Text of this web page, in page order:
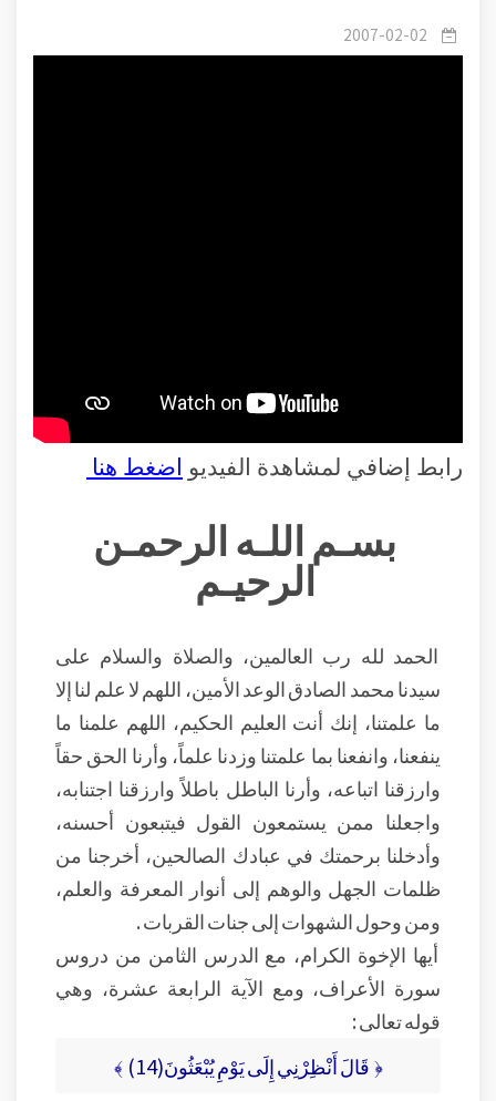
2007-02-02
رابط إضافي لمشاهدة الفيديو اضغط هنا
بسـم اللـه الرحمـن
الرحيـم
الحمد لله رب العالمين، والصلاة والسلام على
سيدنا محمد الصادق الوعد الأمين، اللهم لا علم لنا إلا
ما علمتنا، إنك أنت العليم الحكيم، اللهم علمنا ما
ينفعنا، وانفعنا بما علمتنا وزدنا علماً، وأرنا الحق حقاً
وارزقنا اتباعه، وأرنا الباطل باطلاً وارزقنا اجتنابه،
واجعلنا ممن يستمعون القول فيتبعون أحسنه،
وأدخلنا برحمتك في عبادك الصالحين، أخرجنا من
ظلمات الجهل والوهم إلى أنوار المعرفة والعلم،
ومن وحول الشهوات إلى جنات القربات .
أيها الإخوة الكرام، مع الدرس الثامن من دروس
سورة الأعراف، ومع الآية الرابعة عشرة، وهي
قوله تعالى :
﴿ قَالَ أَنْظِرْنِي إِلَى يَوْمِ يُبْعَثُونَ(14) ﴾